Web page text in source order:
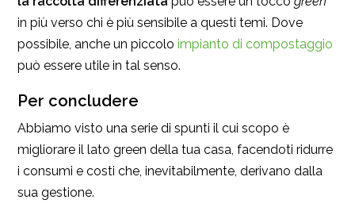
in più verso chi è più sensibile a questi temi. Dove
possibile, anche un piccolo impianto di compostaggio
può essere utile in tal senso.
Per concludere
Abbiamo visto una serie di spunti il cui scopo è
migliorare il lato green della tua casa, facendoti ridurre
i consumi e costi che, inevitabilmente, derivano dalla
sua gestione.